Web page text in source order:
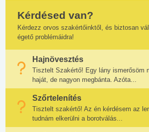
Kérdésed van?
Kérdezz orvos szakértőinktől, és biztosan
égető problémáidra!
Hajnövesztés
Tisztelt Szakértő! Egy lány ismerősöm
haját, de nagyon megbánta. Azóta...
Szőrtelenítés
Tisztelt szakértő! Az én kérdésem az
tudnám elkerülni a borotválás...